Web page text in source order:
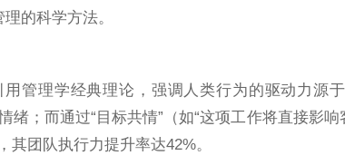
的科学方法。
管理学经典理论，强调人类行为的驱动力源
；而通过“目标共情”（如“这项工作将直接影
团队执行力提升率达42%。